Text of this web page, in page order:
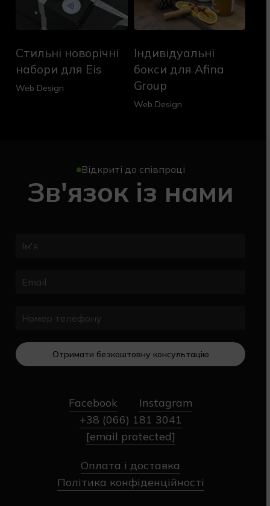
новорічні
набори
для
Web Design
Стильні новорічні
набори для Eis
бокси
для
Afina
Web Design
Індивідуальні
бокси для Afina
Group
Відкриті до співпраці
Зв'язок із нами
Отримати безкоштовну консультацію
Facebook
Instagram
+38 (066) 181 3041
[email protected]
Оплата і доставка
Політика конфіденційності